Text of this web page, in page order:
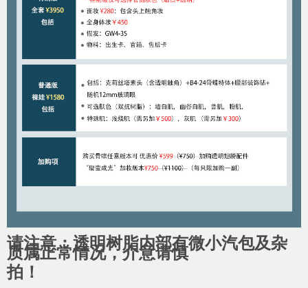
请注意：透明树脂内部有微小汽包及杂
质属正常情况，介意请慎
拍！